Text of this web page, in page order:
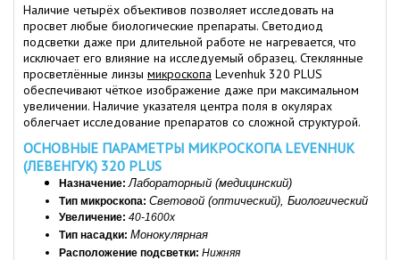
Наличие четырёх объективов позволяет исследовать на
просвет любые биологические препараты. Светодиод
подсветки даже при длительной работе не нагревается, что
исключает его влияние на исследуемый образец. Стеклянные
просветлённые линзы микроскопа Levenhuk 320 PLUS
обеспечивают чёткое изображение даже при максимальном
увеличении. Наличие указателя центра поля в окулярах
облегчает исследование препаратов со сложной структурой.
ОСНОВНЫЕ ПАРАМЕТРЫ МИКРОСКОПА LEVENHUK
(ЛЕВЕНГУК) 320 PLUS
Назначение: Лабораторный (медицинский)
Тип микроскопа: Световой (оптический), Биологический
Увеличение: 40-1600х
Тип насадки: Монокулярная
Расположение подсветки: Нижняя